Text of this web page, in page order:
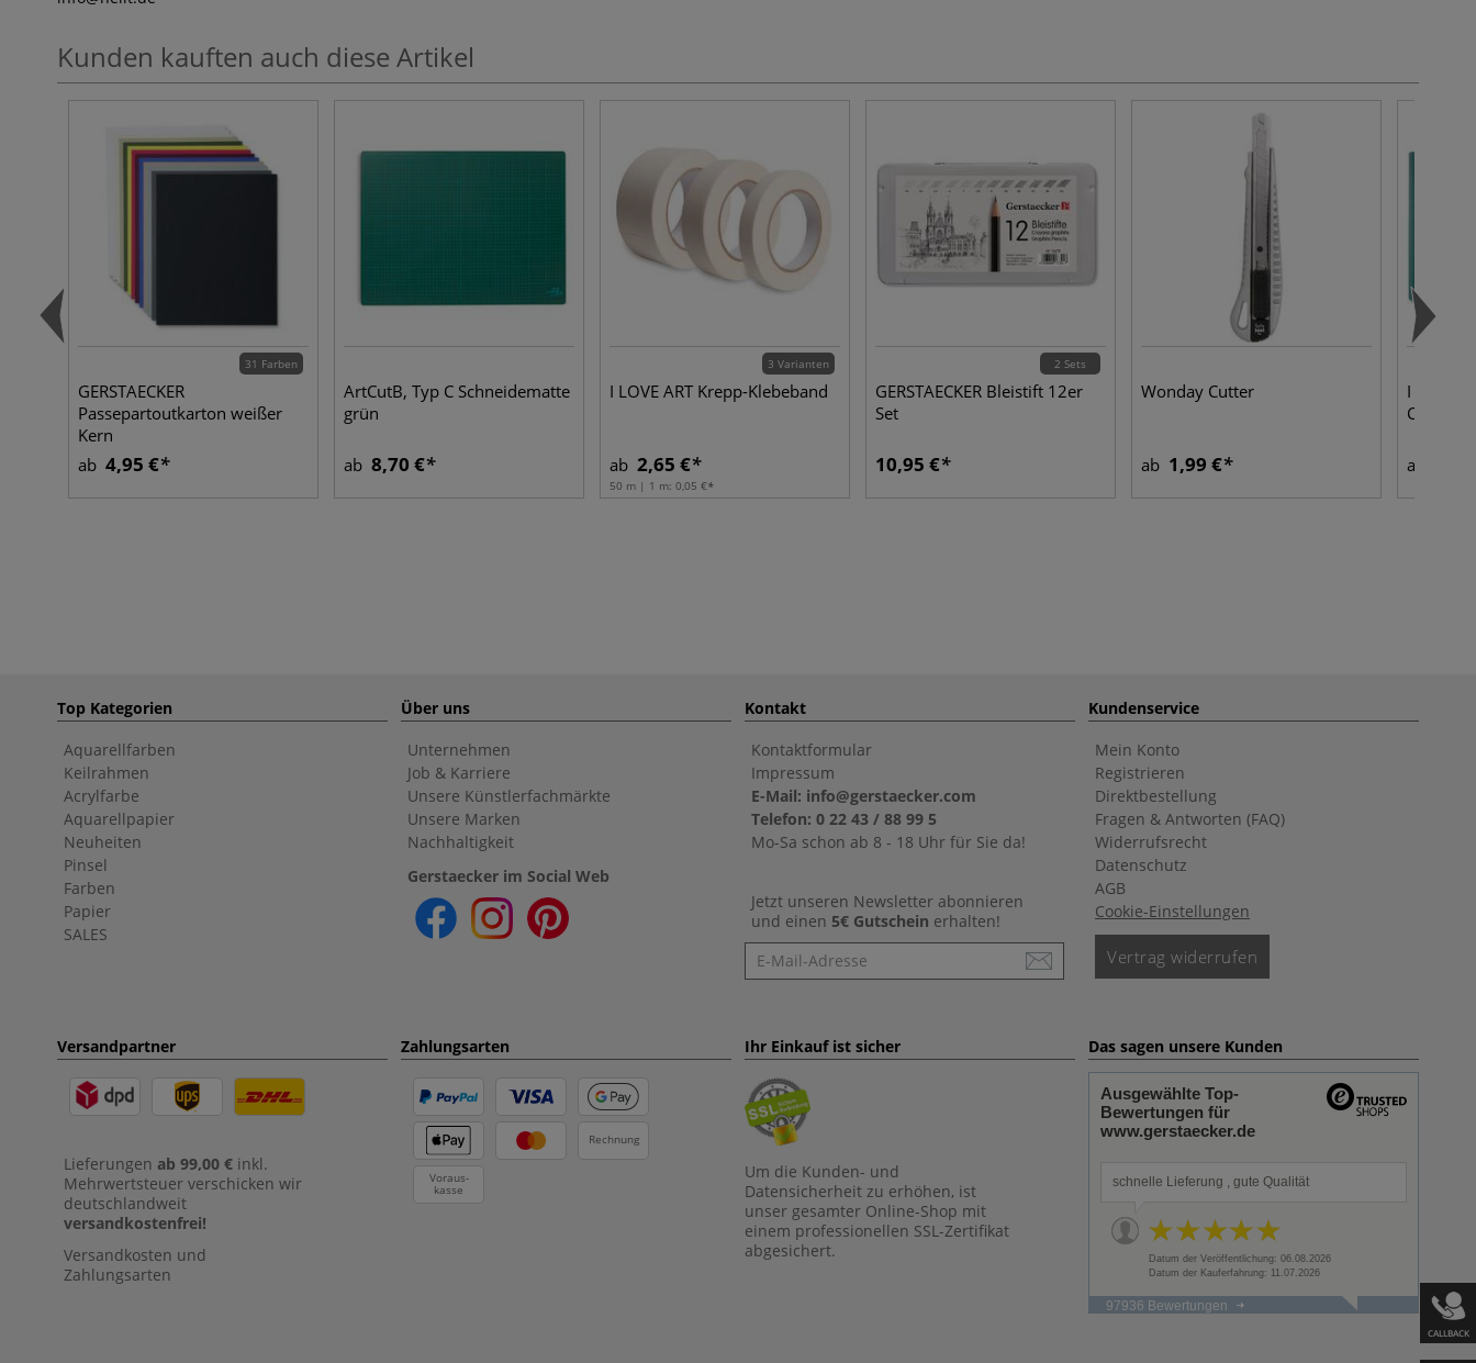
CALLBACK
Kunden kauften auch diese Artikel
31 Farben
GERSTAECKER
Passepartoutkarton weißer
Kern
ab 4,95 €
ArtCutB, Typ C Schneidematte
grün
ab 8,70 €
3 Varianten
I LOVE ART Krepp-Klebeband
ab 2,65 €
50 m | 1 m: 0,05 €
2 Sets
GERSTAECKER Bleistift 12er
Set
10,95 €
Wonday Cutter
ab 1,99 €
I LOVE
Cutting
ab
Top Kategorien
Aquarellfarben
Keilrahmen
Acrylfarbe
Aquarellpapier
Neuheiten
Pinsel
Farben
Papier
SALES
Über uns
Unternehmen
Job & Karriere
Unsere Künstlerfachmärkte
Unsere Marken
Nachhaltigkeit
Gerstaecker im Social Web
Kontakt
Kontaktformular
Impressum
E-Mail: info@gerstaecker.com
Telefon: 0 22 43 / 88 99 5
Mo-Sa schon ab 8 - 18 Uhr für Sie da!
Jetzt unseren Newsletter abonnieren
und einen 5€ Gutschein erhalten!
Newsletter
Kundenservice
Mein Konto
Registrieren
Direktbestellung
Fragen & Antworten (FAQ)
Widerrufsrecht
Datenschutz
AGB
Cookie-Einstellungen
Vertrag widerrufen
Versandpartner
Lieferungen ab 99,00 € inkl.
Mehrwertsteuer verschicken wir
deutschlandweit
versandkostenfrei!
Versandkosten und
Zahlungsarten
Zahlungsarten
Rechnung
Voraus-
kasse
Ihr Einkauf ist sicher
Um die Kunden- und
Datensicherheit zu erhöhen, ist
unser gesamter Online-Shop mit
einem professionellen SSL-Zertifikat
abgesichert.
Das sagen unsere Kunden
Ausgewählte Top-
Bewertungen für
www.gerstaecker.de
schnelle Lieferung , gute Qualität
Datum der Veröffentlichung: 06.08.2026
Datum der Kauferfahrung: 11.07.2026
97936 Bewertungen